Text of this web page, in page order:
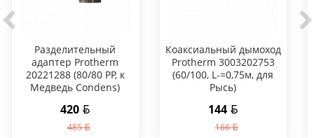
Разделительный
адаптер Protherm
20221288 (80/80 PP, к
Медведь Condens)
420
485
Коаксиальный дымоход
Protherm 3003202753
(60/100, L-=0,75м, для
Рысь)
144
166